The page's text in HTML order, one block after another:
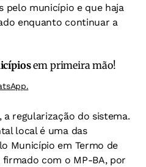
pelo município e que haja
enquanto continuar a
em primeira mão!
regularização do sistema.
local é uma das
Município em Termo de
com o MP-BA, por